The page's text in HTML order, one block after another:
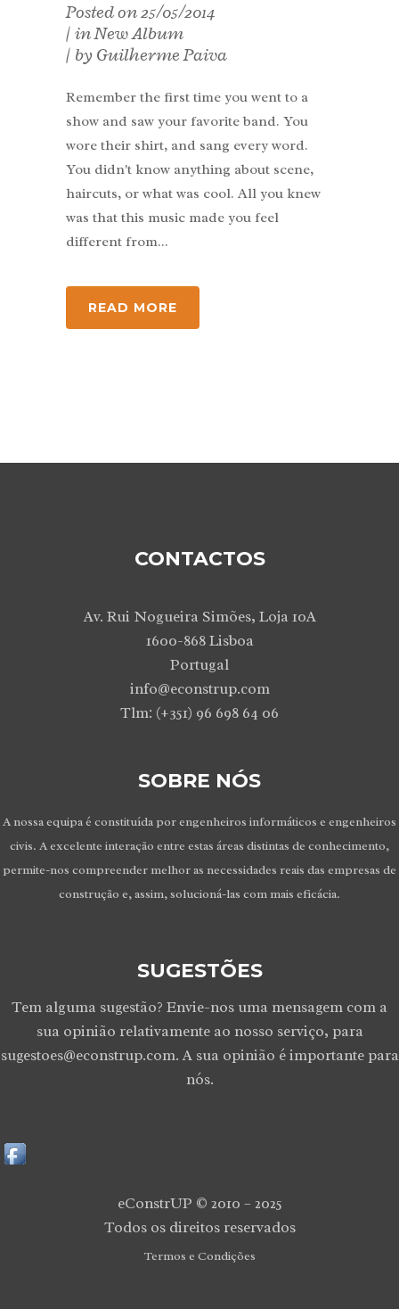
Posted on25/05/2014
inNew Album
by Guilherme Paiva
Remember the first time you went to a
show and saw your favorite band. You
wore their shirt, and sang every word.
You didn't know anything about scene,
haircuts, or what was cool. All you knew
was that this music made you feel
different from...
READ MORE
CONTACTOS
Av. Rui Nogueira Simões, Loja 10A
1600-868 Lisboa
Portugal
info@econstrup.com
Tlm: (+351) 96 698 64 06
SOBRE NÓS
A nossa equipa é constituída por engenheiros informáticos e engenheiros
civis. A excelente interação entre estas áreas distintas de conhecimento,
permite-nos compreender melhor as necessidades reais das empresas de
construção e, assim, solucioná-las com mais eficácia.
SUGESTÕES
Tem alguma sugestão? Envie-nos uma mensagem com a
sua opinião relativamente ao nosso serviço, para
sugestoes@econstrup.com. A sua opinião é importante para
nós.
eConstrUP © 2010 – 2025
Todos os direitos reservados
Termos e Condições